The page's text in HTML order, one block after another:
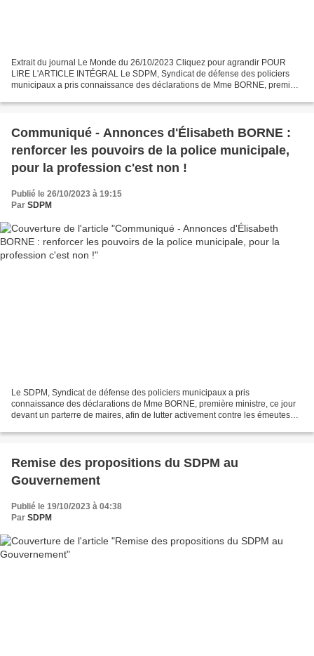
Extrait du journal Le Monde du 26/10/2023 Cliquez pour agrandir POUR
LIRE L'ARTICLE INTÉGRAL Le SDPM, Syndicat de défense des policiers
municipaux a pris connaissance des déclarations de Mme BORNE, première
Communiqué - Annonces d'Élisabeth BORNE :
renforcer les pouvoirs de la police municipale,
pour la profession c'est non !
Publié le 26/10/2023 à 19:15
Par SDPM
Le SDPM, Syndicat de défense des policiers municipaux a pris
connaissance des déclarations de Mme BORNE, première ministre, ce jour
devant un parterre de maires, afin de lutter activement contre les émeutes
Remise des propositions du SDPM au
Gouvernement
Publié le 19/10/2023 à 04:38
Par SDPM